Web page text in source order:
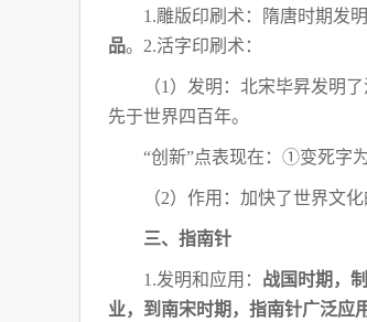
1.雕版印刷术：隋唐时期发
品。2.活字印刷术：
（1）发明：北宋毕昇发明
先于世界四百年。
“创新”点表现在： ①变死字
（2）作用：加快了世界文
三、指南针
1.发明和应用： 战国时期，
业，到南宋时期，指南针广泛应